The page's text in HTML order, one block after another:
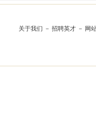
关于我们 － 招聘英才 － 网